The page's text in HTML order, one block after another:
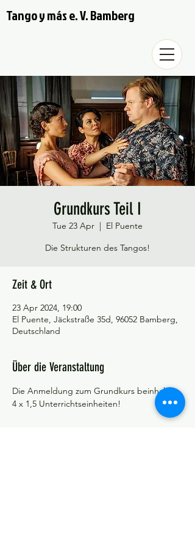
Tango y más e. V. Bamberg
Grundkurs Teil I
Tue 23 Apr
  |
El Puente
Die Strukturen des Tangos!
Zeit & Ort
23 Apr 2024, 19:00
El Puente, Jäckstraße 35d, 96052 Bamberg,
Deutschland
Über die Veranstaltung
Die Anmeldung zum Grundkurs beinhaltet
4 x 1,5 Unterrichtseinheiten!